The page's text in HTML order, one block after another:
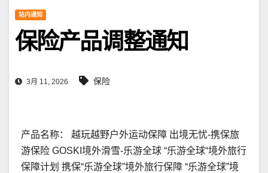
站内通知
保险产品调整通知
3月 11, 2026 保险
产品名称： 越玩越野户外运动保障 出境无忧-携保旅
游保险 GOSKI境外滑雪-乐游全球 “乐游全球“境外旅行
保障计划 携保“乐游全球”境外旅行保障 “乐游全球”境